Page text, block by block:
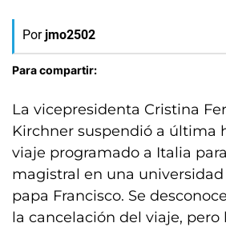
Por jmo2502
Para compartir:
La vicepresidenta Cristina
Kirchner suspendió a última
viaje programado a Italia
magistral en una
papa Francisco. Se
la cancelación del viaje, pero